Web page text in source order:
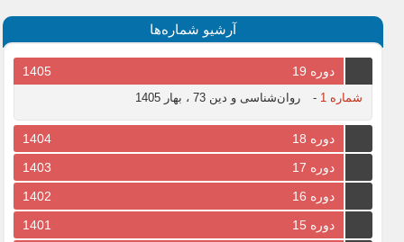
آرشیو شماره‌ها
دوره 19 1405
شماره 1 - روان‌شناسی و دین 73 ، بهار 1405
دوره 18
1404
دوره 17
1403
دوره 16
1402
دوره 15
1401